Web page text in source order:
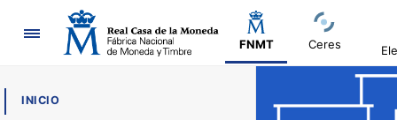
Navigation
FNMT Ceres
INICIO